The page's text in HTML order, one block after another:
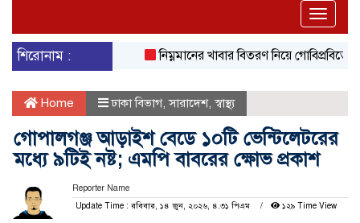
Toggle
শিরোনাম :
নিম্নমানের খাবার বিতরণ নিয়ে গোবিপ্রবিতে
Home ঢাকা বিভাগ,সারাদেশ,স্বাস্থ্য
গোপালগঞ্জ আড়াইশ বেডে ১০টি ভেন্টিলেটরের
মধ্যে ৯টিই নষ্ট; এমপি বাবরের ক্ষোভ প্রকাশ
Reporter Name
Update Time : রবিবার, ১৪ জুন, ২০২৬, ৪.৩১ পিএম
১২৯ Time View